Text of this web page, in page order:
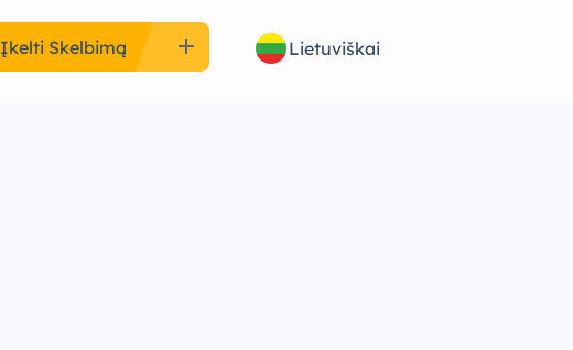
Įkelti Skelbimą add Lietuviškai